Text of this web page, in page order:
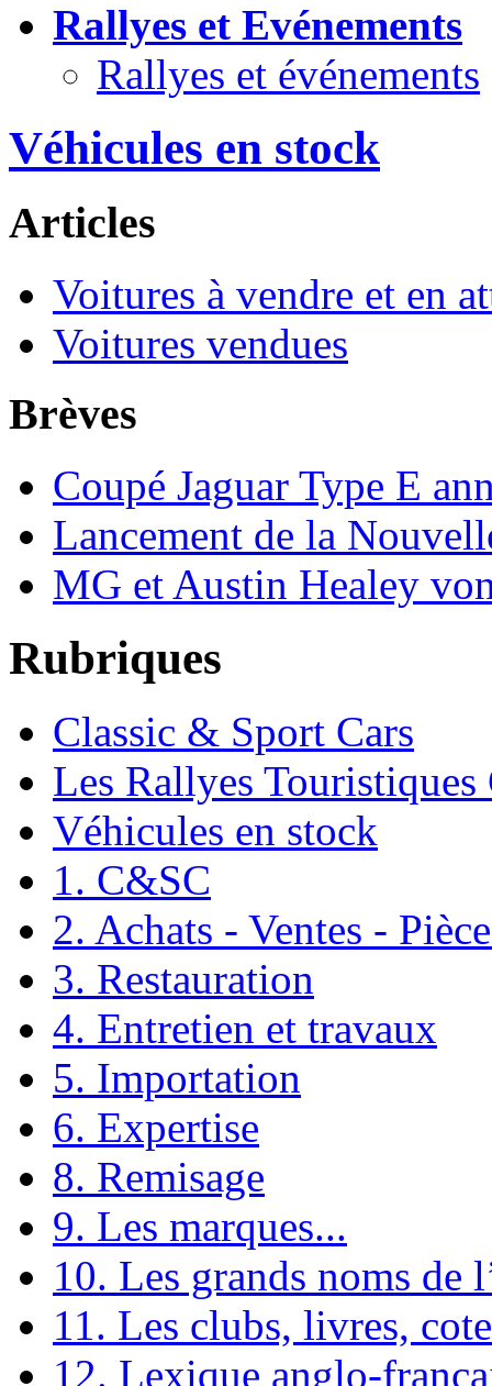
Rallyes et Evénements
Rallyes et événements
Véhicules en stock
Articles
Voitures à vendre et en
Voitures vendues
Brèves
Coupé Jaguar Type E
Lancement de la
MG et Austin Healey
Rubriques
Classic & Sport Cars
Les Rallyes
Véhicules en stock
1. C&SC
2. Achats - Ventes -
3. Restauration
4. Entretien et travaux
5. Importation
6. Expertise
8. Remisage
9. Les marques...
10. Les grands noms de
11. Les clubs, livres,
12. Lexique anglo-